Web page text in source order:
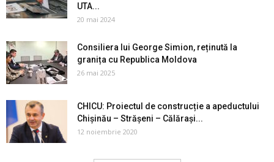
UTA...
20 mai 2024
Consiliera lui George Simion, reținută la
granița cu Republica Moldova
26 mai 2025
CHICU: Proiectul de construcție a apeductului
Chișinău – Strășeni – Călărași...
12 noiembrie 2020